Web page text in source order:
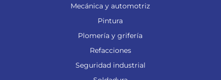
Mecánica y automotriz
Pintura
Plomería y grifería
Refacciones
Seguridad industrial